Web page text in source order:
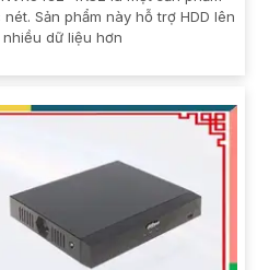
Sản phẩm này hỗ trợ HDD lên
dữ liệu hơn